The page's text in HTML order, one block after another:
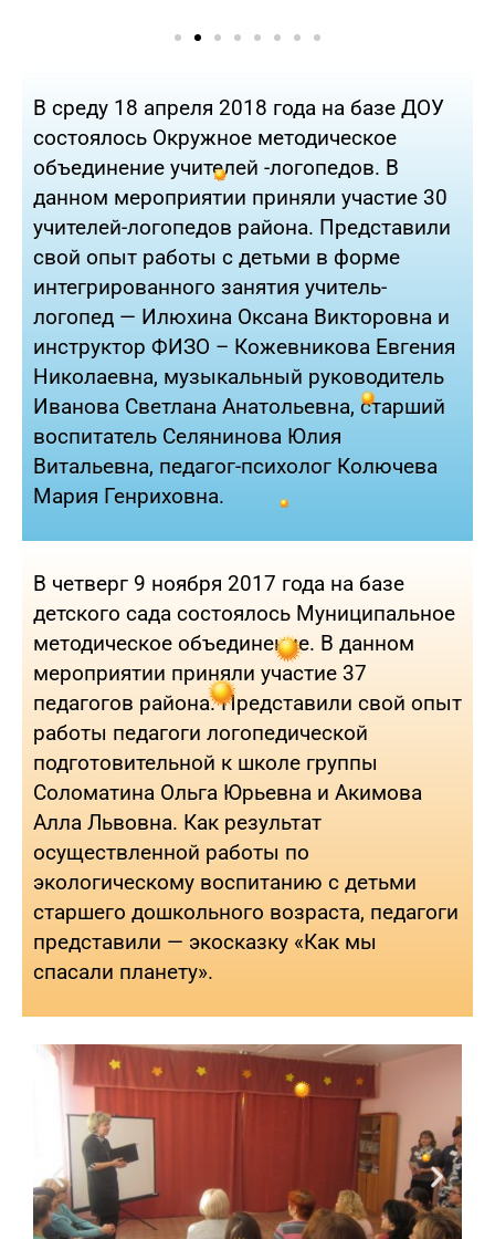
В среду 18 апреля 2018 года на базе ДОУ
состоялось Окружное методическое
объединение учителей -логопедов. В
данном мероприятии приняли участие 30
учителей-логопедов района. Представили
свой опыт работы с детьми в форме
интегрированного занятия учитель-
логопед — Илюхина Оксана Викторовна и
инструктор ФИЗО – Кожевникова Евгения
Николаевна, музыкальный руководитель
Иванова Светлана Анатольевна, старший
воспитатель Селянинова Юлия
Витальевна, педагог-психолог Колючева
Мария Генриховна.
В четверг 9 ноября 2017 года на базе
детского сада состоялось Муниципальное
методическое объединение. В данном
мероприятии приняли участие 37
педагогов района. Представили свой опыт
работы педагоги логопедической
подготовительной к школе группы
Соломатина Ольга Юрьевна и Акимова
Алла Львовна. Как результат
осуществленной работы по
экологическому воспитанию с детьми
старшего дошкольного возраста, педагоги
представили — экосказку «Как мы
спасали планету».